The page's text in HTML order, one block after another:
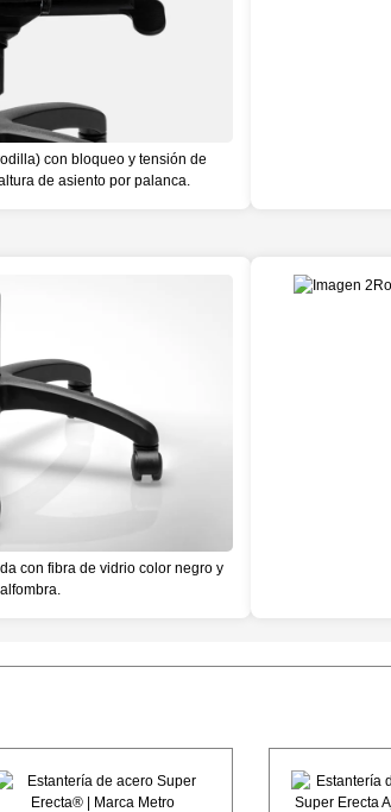
con bloqueo y tensión de
de asiento por palanca.
con fibra de vidrio color negro y